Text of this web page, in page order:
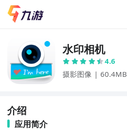
水印相机
4.6
摄影图像 | 60.4MB
介绍
应用简介